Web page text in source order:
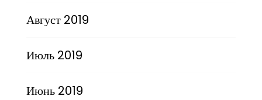
Август 2019
Июль 2019
Июнь 2019